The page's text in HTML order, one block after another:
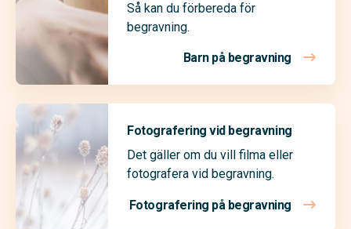
Så kan du förbereda för
begravning.
Barn på begravning
Fotografering vid begravning
Det gäller om du vill filma eller
fotografera vid begravning.
Fotografering på begravning